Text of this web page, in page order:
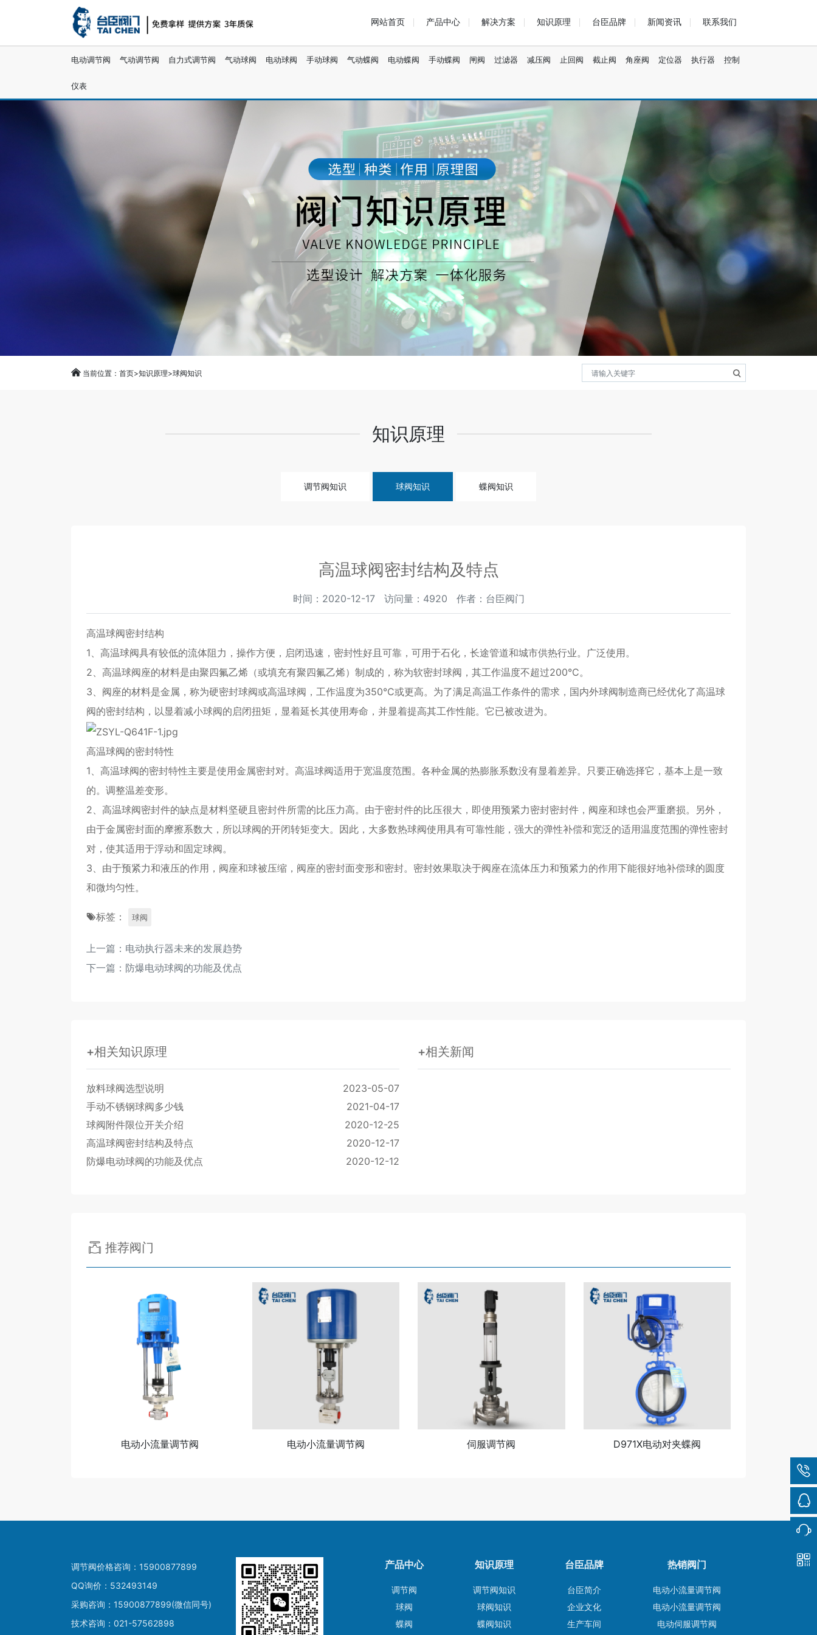
网站首页 产品中心 解决方案 知识原理 台臣品牌 新闻资讯 联系我们
电动调节阀 气动调节阀 自力式调节阀 气动球阀 电动球阀 手动球阀 气动蝶阀 电动蝶阀 手动蝶阀 闸阀 过滤器 减压阀 止回阀 截止阀 角座阀 定位器 执行器 控制
仪表
当前位置： 首页>知识原理>球阀知识
知识原理
调节阀知识 球阀知识 蝶阀知识
高温球阀密封结构及特点
时间：2020-12-17 访问量：4920 作者：台臣阀门
高温球阀密封结构
1、高温球阀具有较低的流体阻力，操作方便，启闭迅速，密封性好且可靠，可用于石化，长途管道和城市供热行业。广泛使用。
2、高温球阀座的材料是由聚四氟乙烯（或填充有聚四氟乙烯）制成的，称为软密封球阀，其工作温度不超过200°C。
3、阀座的材料是金属，称为硬密封球阀或高温球阀，工作温度为350°C或更高。为了满足高温工作条件的需求，国内外球阀制造商已经优化了高温球
阀的密封结构，以显着减小球阀的启闭扭矩，显着延长其使用寿命，并显着提高其工作性能。它已被改进为。
高温球阀的密封特性
1、高温球阀的密封特性主要是使用金属密封对。高温球阀适用于宽温度范围。各种金属的热膨胀系数没有显着差异。只要正确选择它，基本上是一致
的。调整温差变形。
2、高温球阀密封件的缺点是材料坚硬且密封件所需的比压力高。由于密封件的比压很大，即使用预紧力密封密封件，阀座和球也会严重磨损。另外，
由于金属密封面的摩擦系数大，所以球阀的开闭转矩变大。因此，大多数热球阀使用具有可靠性能，强大的弹性补偿和宽泛的适用温度范围的弹性密封
对，使其适用于浮动和固定球阀。
3、由于预紧力和液压的作用，阀座和球被压缩，阀座的密封面变形和密封。密封效果取决于阀座在流体压力和预紧力的作用下能很好地补偿球的圆度
和微均匀性。
标签： 球阀
上一篇： 电动执行器未来的发展趋势
下一篇： 防爆电动球阀的功能及优点
+相关知识原理
放料球阀选型说明
2023-05-07
手动不锈钢球阀多少钱
2021-04-17
球阀附件限位开关介绍
2020-12-25
高温球阀密封结构及特点
2020-12-17
防爆电动球阀的功能及优点
2020-12-12
+相关新闻
推荐阀门
电动小流量调节阀 电动小流量调节阀 伺服调节阀 D971X电动对夹蝶阀
调节阀价格咨询：15900877899
QQ询价：532493149
采购咨询：15900877899(微信同号)
技术咨询：021-57562898
产品中心
调节阀
球阀
蝶阀
知识原理
调节阀知识
球阀知识
蝶阀知识
台臣品牌
台臣简介
企业文化
生产车间
热销阀门
电动小流量调节阀
电动小流量调节阀
电动伺服调节阀